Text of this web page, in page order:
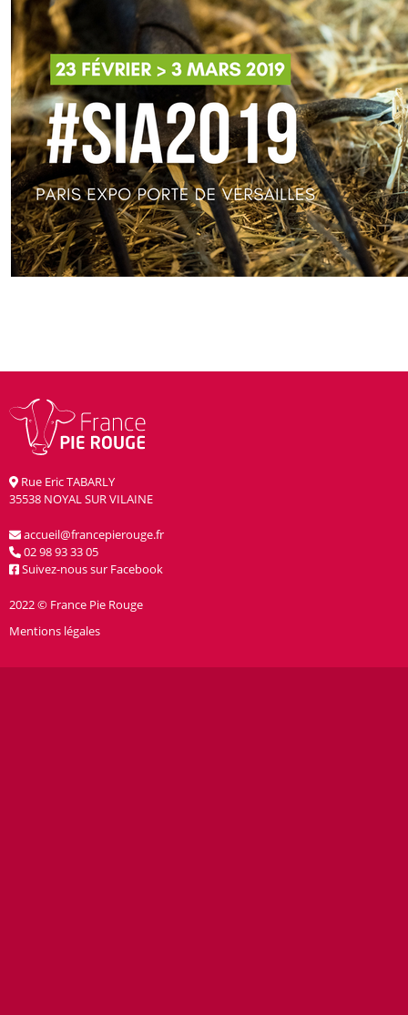
Rue Eric TABARLY
35538 NOYAL SUR VILAINE
accueil@francepierouge.fr
02 98 93 33 05
Suivez-nous sur Facebook
2022 © France Pie Rouge
Mentions légales